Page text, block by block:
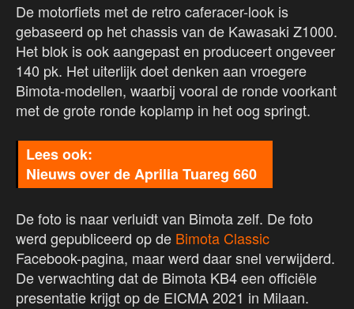
De motorfiets met de retro caferacer-look is
gebaseerd op het chassis van de Kawasaki Z1000.
Het blok is ook aangepast en produceert ongeveer
140 pk. Het uiterlijk doet denken aan vroegere
Bimota-modellen, waarbij vooral de ronde voorkant
met de grote ronde koplamp in het oog springt.
Nieuws over de Aprilia Tuareg 660
De foto is naar verluidt van Bimota zelf. De foto
werd gepubliceerd op de Bimota Classic
Facebook-pagina, maar werd daar snel verwijderd.
De verwachting dat de Bimota KB4 een officiële
presentatie krijgt op de EICMA 2021 in Milaan.